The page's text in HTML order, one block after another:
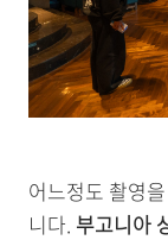
어느정도 촬영
니다. 부고니아